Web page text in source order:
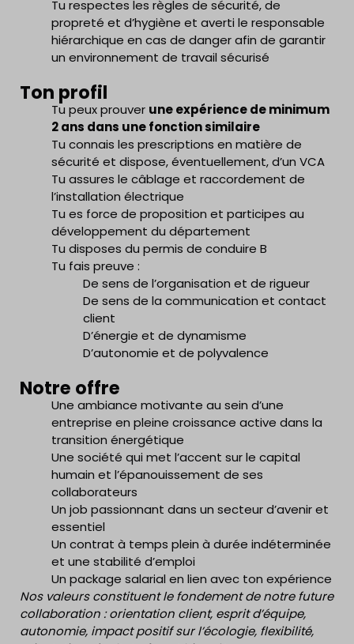
Tu respectes les règles de sécurité, de
propreté et d’hygiène et averti le responsable
hiérarchique en cas de danger afin de garantir
un environnement de travail sécurisé
Ton profil
Tu peux prouver une expérience de minimum
2 ans dans une fonction similaire
Tu connais les prescriptions en matière de
sécurité et dispose, éventuellement, d’un VCA
Tu assures le câblage et raccordement de
l’installation électrique
Tu es force de proposition et participes au
développement du département
Tu disposes du permis de conduire B
Tu fais preuve :
De sens de l’organisation et de rigueur
De sens de la communication et contact
client
D’énergie et de dynamisme
D’autonomie et de polyvalence
Notre offre
Une ambiance motivante au sein d’une
entreprise en pleine croissance active dans la
transition énergétique
Une société qui met l’accent sur le capital
humain et l’épanouissement de ses
collaborateurs
Un job passionnant dans un secteur d’avenir et
essentiel
Un contrat à temps plein à durée indéterminée
et une stabilité d’emploi
Un package salarial en lien avec ton expérience
Nos valeurs constituent le fondement de notre future
collaboration : orientation client, esprit d’équipe,
autonomie, impact positif sur l’écologie, flexibilité,